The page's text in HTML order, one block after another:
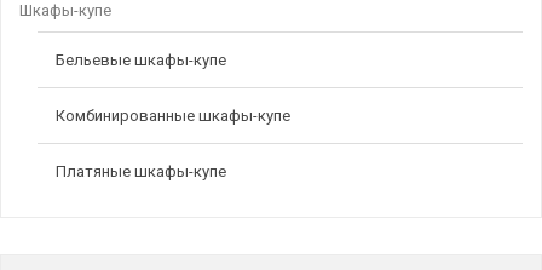
Шкафы-купе
Бельевые шкафы-купе
Комбинированные шкафы-купе
Платяные шкафы-купе